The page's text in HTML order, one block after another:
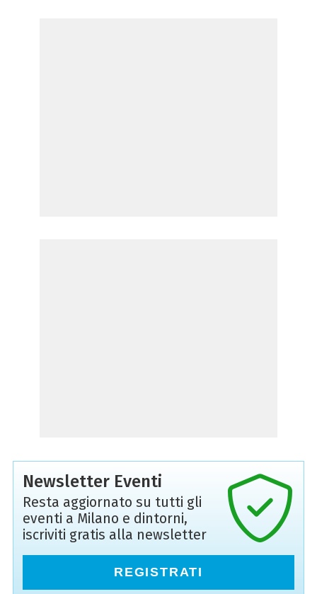
Newsletter Eventi
Resta aggiornato su tutti gli
eventi a Milano e dintorni,
iscriviti gratis alla newsletter
REGISTRATI